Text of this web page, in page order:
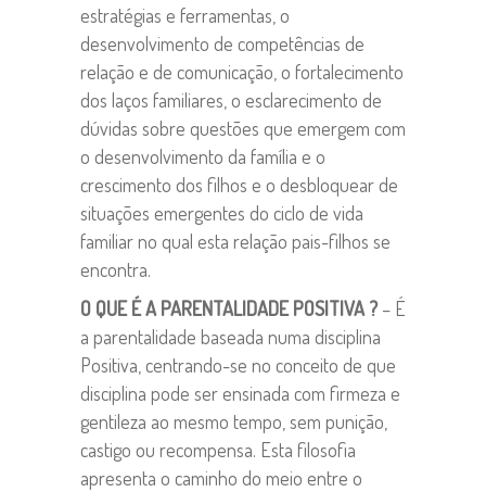
estratégias e ferramentas, o
desenvolvimento de competências de
relação e de comunicação, o fortalecimento
dos laços familiares, o esclarecimento de
dúvidas sobre questões que emergem com
o desenvolvimento da família e o
crescimento dos filhos e o desbloquear de
situações emergentes do ciclo de vida
familiar no qual esta relação pais-filhos se
encontra.
O QUE É A PARENTALIDADE POSITIVA ?– É
a parentalidade baseada numa disciplina
Positiva, centrando-se no conceito de que
disciplina pode ser ensinada com firmeza e
gentileza ao mesmo tempo, sem punição,
castigo ou recompensa. Esta filosofia
apresenta o caminho do meio entre o